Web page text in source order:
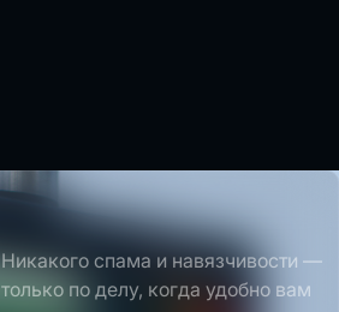
Никакого спама и навязчивости —
только по делу, когда удобно вам